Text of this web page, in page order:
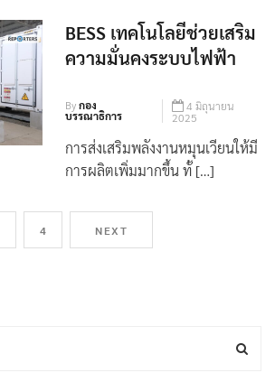
BESS เทคโนโลยีช่วยเสริม
ความมั่นคงระบบไฟฟ้า
Byกอง
บรรณาธิการ
4 มิถุนายน
2025
การผลิตเพิ่มมากขึ้น ทั้ […]